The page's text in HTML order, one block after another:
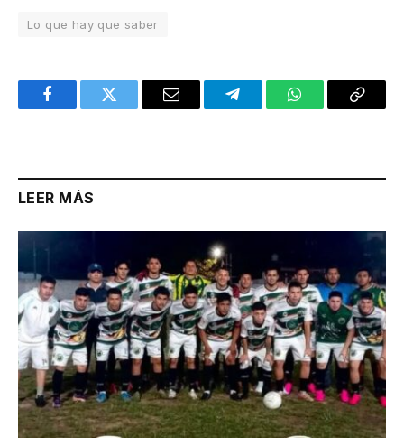
Lo que hay que saber
FacebookTwitter Email TelegramWhatsAppCopy
LEER MÁS